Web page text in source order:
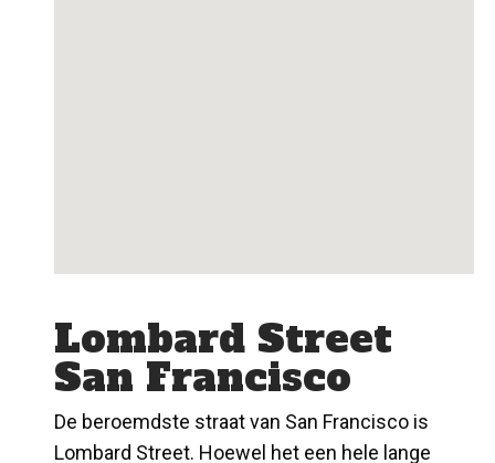
Lombard Street
San Francisco
De beroemdste straat van San Francisco is
Lombard Street. Hoewel het een hele lange